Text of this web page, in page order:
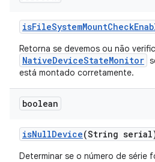
isFileSystemMountCheck
Retorna se devemos ou não
NativeDeviceStateMonitor
está montado corretamente.
boolean
isNullDevice(String
Determinar se o número de série